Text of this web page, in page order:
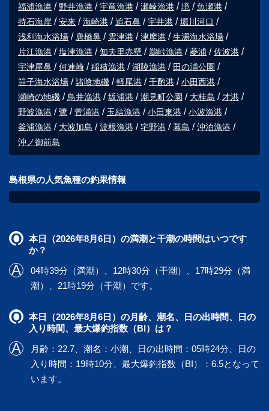
福浦漁港
野井漁港 宇竜漁港 瀬崎漁港 境
魚瀬港
持石海岸
安来 海崎港 追石鼻 宇井港
堀川河口
浅利海水浴場
唐橋鼻 雲津港 津摩港
生湯海水浴場
片江漁港
塩津漁港 知夫里赤壁 鵜峠漁港 菱浦
佐波港
宇津屋鼻
何連崎 稲積漁港 湖陵漁港
田の浦公園
笹子海水浴場
諸喰地磯 軽尾港 千酌港
小田西港
瀬崎の地磯
鳥井漁港 坂浦港 潮見町公園 大桂島
才港
野波漁港
鷺 菅浦港 玉結漁港 小田東港
小波漁港
釜浦漁港
大波加島 波根漁港 宅野港 幕島
沖泊漁港
沖ノ御前島
島根県の人気魚種の釣果情報
本日（2026年8月6日）の満潮と干潮の時間はいつです
か？
04時39分（満潮）、12時30分（干潮）、17時29分（満
潮）、21時19分（干潮）です。
本日（2026年8月6日）の月齢、潮名、日の出時間、日の
入り時間、最大爆釣指数（BI）は？
月齢：22.7、潮名：小潮、日の出時間：05時24分、日の
入り時間：19時10分、最大爆釣指数（BI）：6.5となって
います。